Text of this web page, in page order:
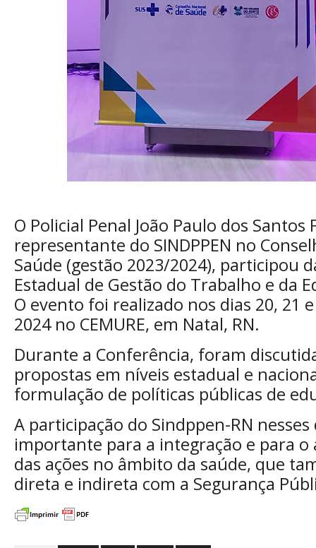
O Policial Penal João Paulo dos Santos
representante do SINDPPEN no
Saúde (gestão 2023/2024), participou
Estadual de Gestão do Trabalho e da
O evento foi realizado nos dias 20, 21
2024 no CEMURE, em Natal, RN.
Durante a Conferência, foram
propostas em níveis estadual e
formulação de políticas públicas de
A participação do Sindppen-RN nesses
importante para a integração e para
das ações no âmbito da saúde, que
direta e indireta com a Segurança